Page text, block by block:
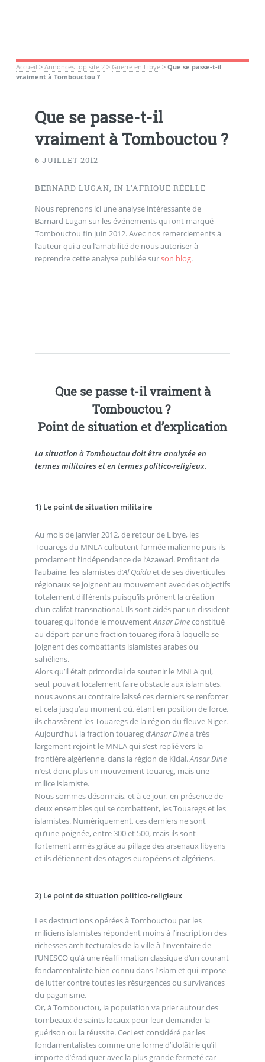
Accueil > Annonces top site 2> Guerre en Libye> Que se passe-t-il
vraiment à Tombouctou ?
Que se passe-t-il
vraiment à Tombouctou ?
6 JUILLET 2012
BERNARD LUGAN, IN L’AFRIQUE RÉELLE
Nous reprenons ici une analyse intéressante de
Barnard Lugan sur les événements qui ont marqué
Tombouctou fin juin 2012. Avec nos remerciements à
l’auteur qui a eu l’amabilité de nous autoriser à
reprendre cette analyse publiée surson blog.
Que se passe t-il vraiment à
Tombouctou ?
Point de situation et d’explication
La situation à Tombouctou doit être analysée en
termes militaires et en termes politico-religieux.
1) Le point de situation militaire
Au mois de janvier 2012, de retour de Libye, les
Touaregs du MNLA culbutent l’armée malienne puis ils
proclament l’indépendance de l’Azawad. Profitant de
l’aubaine, les islamistes d’Al Qaidaet de ses diverticules
régionaux se joignent au mouvement avec des objectifs
totalement différents puisqu’ils prônent la création
d’un califat transnational. Ils sont aidés par un dissident
touareg qui fonde le mouvementAnsar Dineconstitué
au départ par une fraction touareg ifora à laquelle se
joignent des combattants islamistes arabes ou
sahéliens.
Alors qu’il était primordial de soutenir le MNLA qui,
seul, pouvait localement faire obstacle aux islamistes,
nous avons au contraire laissé ces derniers se renforcer
et cela jusqu’au moment où, étant en position de force,
ils chassèrent les Touaregs de la région du fleuve Niger.
Aujourd’hui, la fraction touareg d’Ansar Dinea très
largement rejoint le MNLA qui s’est replié vers la
frontière algérienne, dans la région de Kidal.Ansar Dine
n’est donc plus un mouvement touareg, mais une
milice islamiste.
Nous sommes désormais, et à ce jour, en présence de
deux ensembles qui se combattent, les Touaregs et les
islamistes. Numériquement, ces derniers ne sont
qu’une poignée, entre 300 et 500, mais ils sont
fortement armés grâce au pillage des arsenaux libyens
et ils détiennent des otages européens et algériens.
2) Le point de situation politico-religieux
Les destructions opérées à Tombouctou par les
miliciens islamistes répondent moins à l’inscription des
richesses architecturales de la ville à l’inventaire de
l’UNESCO qu’à une réaffirmation classique d’un courant
fondamentaliste bien connu dans l’islam et qui impose
de lutter contre toutes les résurgences ou survivances
du paganisme.
Or, à Tombouctou, la population va prier autour des
tombeaux de saints locaux pour leur demander la
guérison ou la réussite. Ceci est considéré par les
fondamentalistes comme une forme d’idolâtrie qu’il
importe d’éradiquer avec la plus grande fermeté car